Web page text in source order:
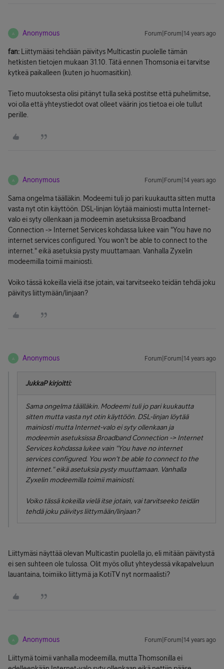
A Anonymous Forum|Forum|14 years ago
fan:
Liittymääsi tehdään päivitys Multicastin puolelle tämän
hetkisten tietojen mukaan 31.10. Tätä ennen Thomsonia ei tarvitse
kytkeä paikalleen (kuten jo huomasitkin).
Tieto muutoksesta olisi pitänyt tulla sekä postitse että puhelimitse,
voi olla että yhteystiedot ovat olleet väärin jos tietoa ei ole tullut
perille.
A Anonymous Forum|Forum|14 years ago
Sama ongelma täälläkin. Modeemi tuli jo pari kuukautta sitten mutta
vasta nyt otin käyttöön. DSL-linjan löytää mainiosti mutta Internet-
valo ei syty ollenkaan ja modeemin asetuksissa Broadband
Connection -> Internet Services kohdassa lukee vain "You have no
internet services configured. You won't be able to connect to the
internet." eikä asetuksia pysty muuttamaan. Vanhalla Zyxelin
modeemilla toimii mainiosti.
Voiko tässä kokeilla vielä itse jotain, vai tarvitseeko teidän tehdä joku
päivitys liittymään/linjaan?
A Anonymous Forum|Forum|14 years ago
JukkaP kirjoitti:
Sama ongelma täälläkin. Modeemi tuli jo pari kuukautta
sitten mutta vasta nyt otin käyttöön. DSL-linjan löytää
mainiosti mutta Internet-valo ei syty ollenkaan ja
modeemin asetuksissa Broadband Connection -> Internet
Services kohdassa lukee vain "You have no internet
services configured. You won't be able to connect to the
internet." eikä asetuksia pysty muuttamaan. Vanhalla
Zyxelin modeemilla toimii mainiosti.
Voiko tässä kokeilla vielä itse jotain, vai tarvitseeko teidän
tehdä joku päivitys liittymään/linjaan?
Liittymäsi näyttää olevan Multicastin puolella jo, eli mitään päivitystä
ei sen suhteen ole tulossa. Olit myös ollut yhteydessä vikapalveluun
lauantaina, toimiiko liittymä ja KotiTV nyt normaalisti?
A Anonymous Forum|Forum|14 years ago
Liittymä toimii vanhalla modeemilla, mutta Thomsonilla ei